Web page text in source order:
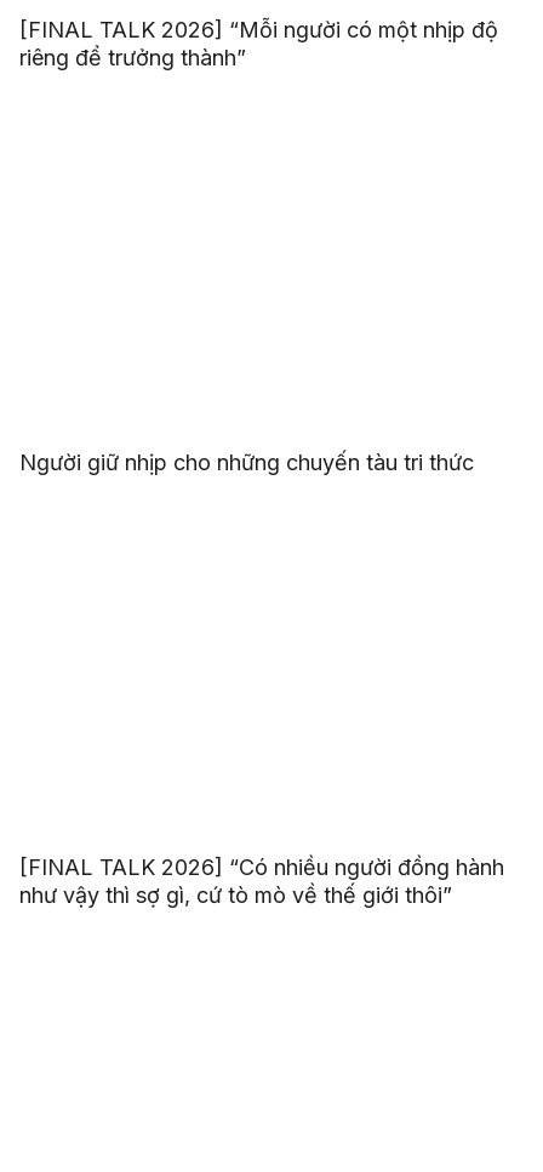
[FINAL TALK 2026] “Mỗi người có một nhịp độ
riêng để trưởng thành”
Người giữ nhịp cho những chuyến tàu tri thức
[FINAL TALK 2026] “Có nhiều người đồng hành
như vậy thì sợ gì, cứ tò mò về thế giới thôi”